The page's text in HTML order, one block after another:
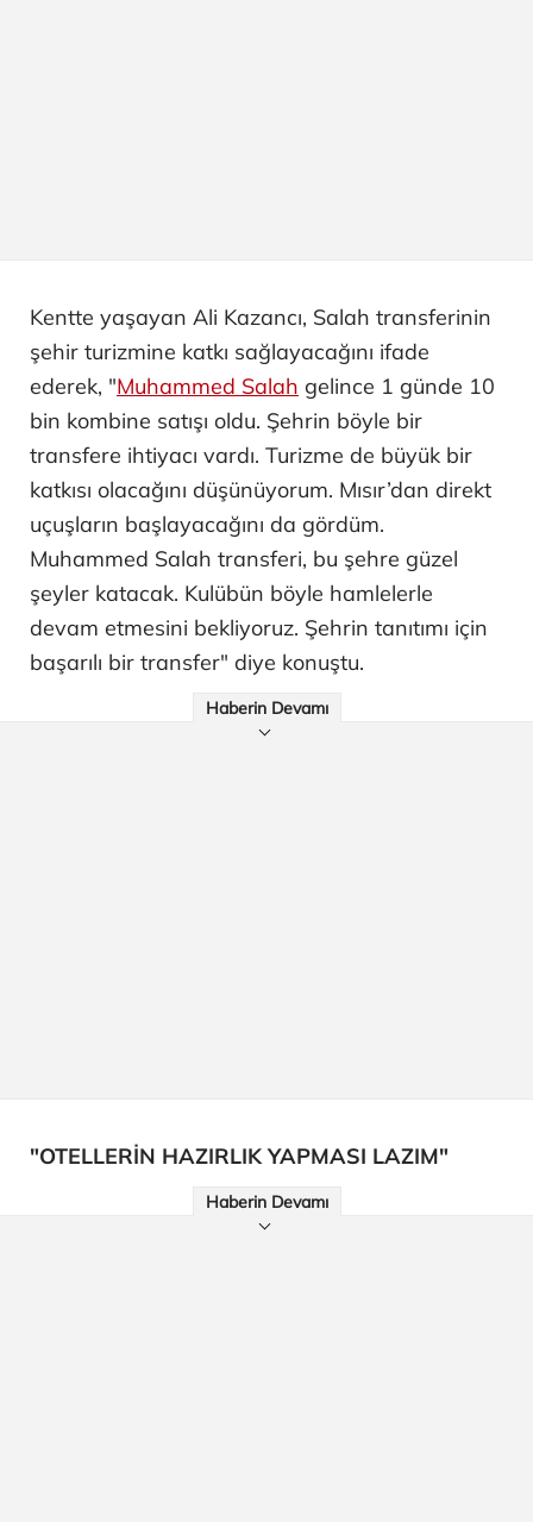
Kentte yaşayan Ali Kazancı, Salah transferinin
şehir turizmine katkı sağlayacağını ifade
ederek, "Muhammed Salah gelince 1 günde 10
bin kombine satışı oldu. Şehrin böyle bir
transfere ihtiyacı vardı. Turizme de büyük bir
katkısı olacağını düşünüyorum. Mısır’dan direkt
uçuşların başlayacağını da gördüm.
Muhammed Salah transferi, bu şehre güzel
şeyler katacak. Kulübün böyle hamlelerle
devam etmesini bekliyoruz. Şehrin tanıtımı için
başarılı bir transfer" diye konuştu.
Haberin Devamı
"OTELLERİN HAZIRLIK YAPMASI LAZIM"
Haberin Devamı